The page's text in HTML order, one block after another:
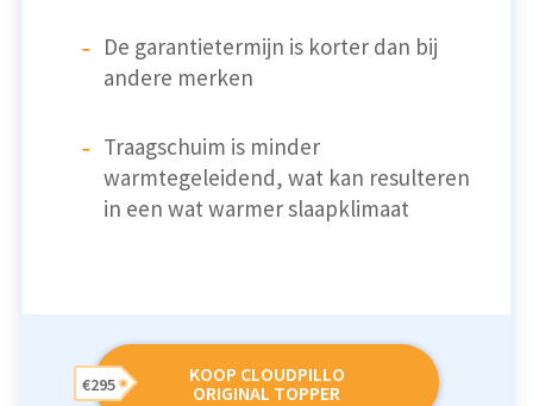
De garantietermijn is korter dan bij
andere merken
Traagschuim is minder
warmtegeleidend, wat kan resulteren
in een wat warmer slaapklimaat
KOOP CLOUDPILLO
ORIGINAL TOPPER
€295